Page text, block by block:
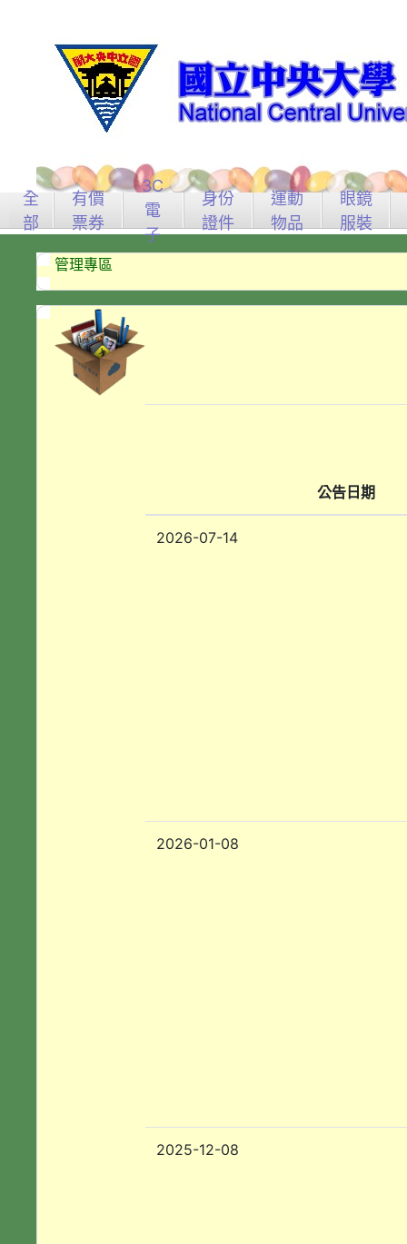
全
部
有價
票券
3C
電
子
身份
證件
運動
物品
眼鏡
服裝
管理專區
公告日期
2026-07-14
2026-01-08
2025-12-08